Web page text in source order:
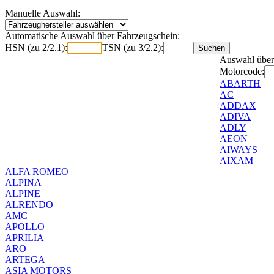
Manuelle Auswahl:
Automatische Auswahl über Fahrzeugschein:
HSN (zu 2/2.1):
TSN (zu 3/2.2):
Auswahl
Motorcode:
ABARTH
AC
ADDAX
ADIVA
ADLY
AEON
AIWAYS
AIXAM
ALFA ROMEO
ALPINA
ALPINE
ALRENDO
AMC
APOLLO
APRILIA
ARO
ARTEGA
ASIA MOTORS